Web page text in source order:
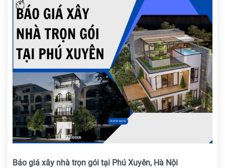
Báo giá xây nhà trọn gói tại Phú Xuyên, Hà Nội